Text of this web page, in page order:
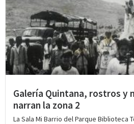
Galería Quintana, rostros y
narran la zona 2
La Sala Mi Barrio del Parque Biblioteca